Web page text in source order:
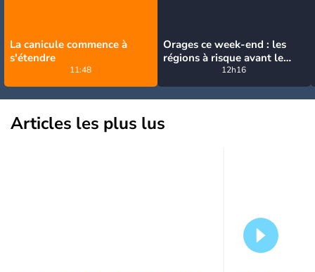
La canicule commence à
s'étendre
11:48
Orages ce week-end : les
régions à risque avant le
retour de la canicule
12h16
Articles les plus lus